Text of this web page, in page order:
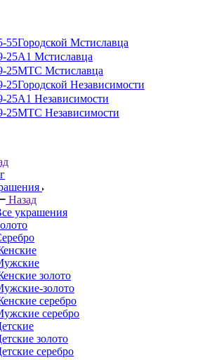
55Городской Мстиславца
25A1 Мстиславца
25МТС Мстиславца
25Городской Независимости
25A1 Независимости
25МТС Независимости
Назад
украшения
золото
золото
серебро
серебро
золото
серебро